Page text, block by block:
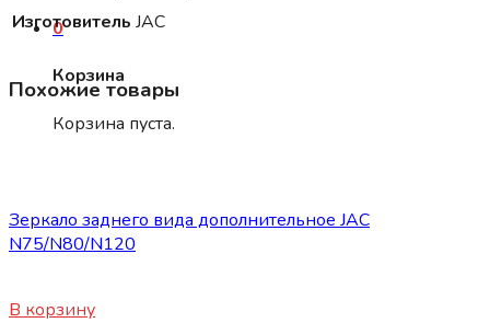
0
Корзина
Корзина пуста.
Изготовитель JAC
Похожие товары
Зеркало заднего вида дополнительное JAC
N75/N80/N120
В корзину